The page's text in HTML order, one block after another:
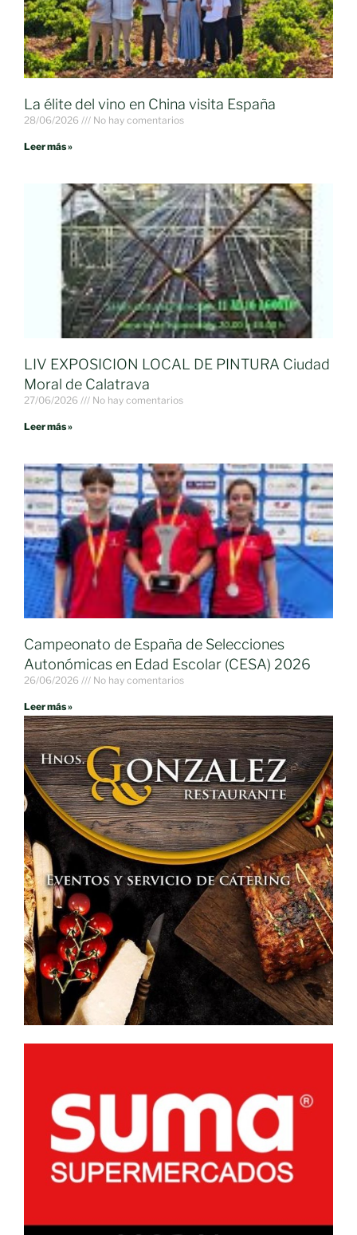
La élite del vino en China visita España
28/06/2026 No hay comentarios
Leer más »
LIV EXPOSICION LOCAL DE PINTURA Ciudad
Moral de Calatrava
27/06/2026 No hay comentarios
Leer más »
Campeonato de España de Selecciones
Autonómicas en Edad Escolar (CESA) 2026
26/06/2026 No hay comentarios
Leer más »